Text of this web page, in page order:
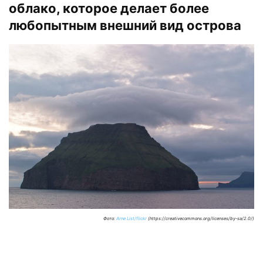
облако, которое делает более
любопытным внешний вид острова
Фото: Arne List/flickr (https://creativecommons.org/licenses/by-sa/2.0/)